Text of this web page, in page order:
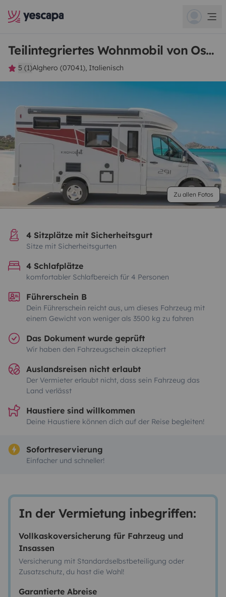
Teilintegriertes Wohnmobil von Oscar
5 (1)Alghero (07041), Italienisch
Zu allen Fotos
4 Sitzplätze mit Sicherheitsgurt
Sitze mit Sicherheitsgurten
4 Schlafplätze
komfortabler Schlafbereich für 4 Personen
Führerschein B
Dein Führerschein reicht aus, um dieses Fahrzeug mit
einem Gewicht von weniger als 3500 kg zu fahren
Das Dokument wurde geprüft
Wir haben den Fahrzeugschein akzeptiert
Auslandsreisen nicht erlaubt
Der Vermieter erlaubt nicht, dass sein Fahrzeug das
Land verlässt
Haustiere sind willkommen
Deine Haustiere können dich auf der Reise begleiten!
Sofortreservierung
Einfacher und schneller!
In der Vermietung inbegriffen:
Vollkaskoversicherung für Fahrzeug und
Insassen
Versicherung mit Standardselbstbeteiligung oder
Zusatzschutz, du hast die Wahl!
Garantierte Abreise